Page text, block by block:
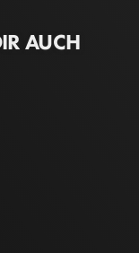
AUCH